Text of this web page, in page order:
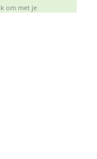
om met je